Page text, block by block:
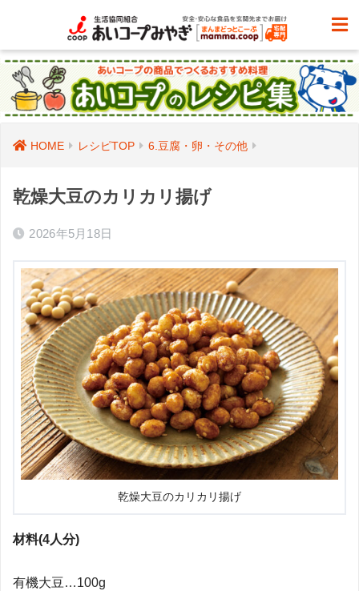
HOME レシピTOP 6.豆腐・卵・その他
乾燥大豆のカリカリ揚げ
2026年5月18日
乾燥大豆のカリカリ揚げ
材料(4人分)
有機大豆…100g